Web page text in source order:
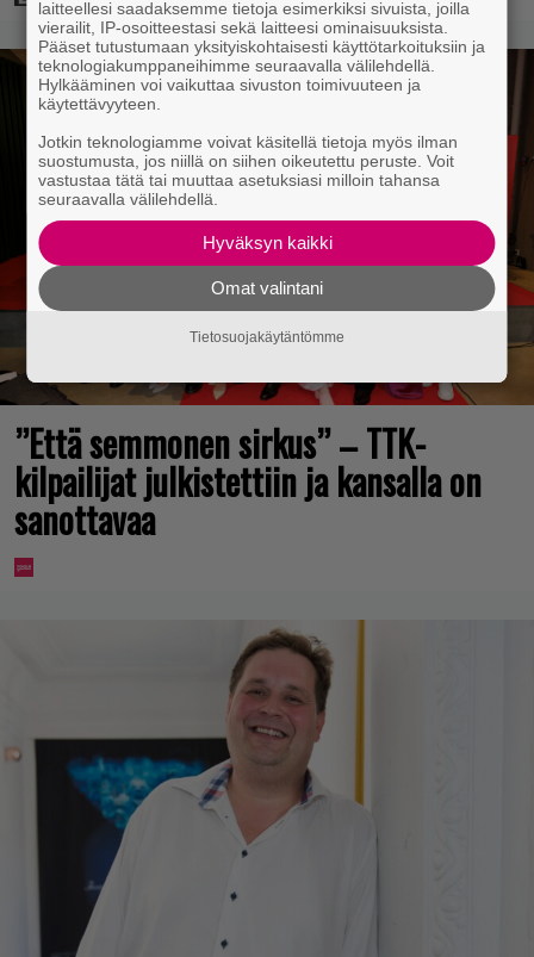
”Että semmonen sirkus” – TTK-
kilpailijat julkistettiin ja kansalla on
sanottavaa
laitteellesi saadaksemme tietoja esimerkiksi sivuista, joilla
vierailit, IP-osoitteestasi sekä laitteesi ominaisuuksista.
Pääset tutustumaan yksityiskohtaisesti käyttötarkoituksiin ja
teknologiakumppaneihimme seuraavalla välilehdellä.
Hylkääminen voi vaikuttaa sivuston toimivuuteen ja
käytettävyyteen.
Jotkin teknologiamme voivat käsitellä tietoja myös ilman
suostumusta, jos niillä on siihen oikeutettu peruste. Voit
vastustaa tätä tai muuttaa asetuksiasi milloin tahansa
seuraavalla välilehdellä.
Hyväksyn kaikki
Omat valintani
Tietosuojakäytäntömme